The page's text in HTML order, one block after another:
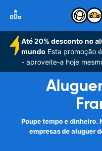
Até 20% desconto no
mundo Esta promoção
- aproveite-a hoje
Poupe tempo e dinheiro.
empresas de aluguer